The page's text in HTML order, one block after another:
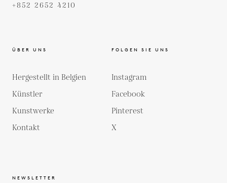
+852 2652 4210
ÜBER UNS
Hergestellt in Belgien
Künstler
Kunstwerke
Kontakt
FOLGEN SIE UNS
Instagram
Facebook
Pinterest
X
NEWSLETTER